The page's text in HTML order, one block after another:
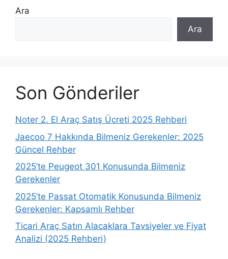
Ara
Ara
Son Gönderiler
Noter 2. El Araç Satış Ücreti 2025 Rehberi
Jaecoo 7 Hakkında Bilmeniz Gerekenler: 2025
Güncel Rehber
2025’te Peugeot 301 Konusunda Bilmeniz
Gerekenler
2025’te Passat Otomatik Konusunda Bilmeniz
Gerekenler: Kapsamlı Rehber
Ticari Araç Satın Alacaklara Tavsiyeler ve Fiyat
Analizi (2025 Rehberi)